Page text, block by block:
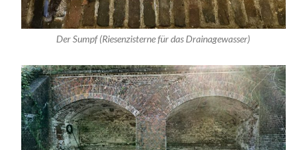
Der Sumpf (Riesenzisterne für das Drainagewasser)